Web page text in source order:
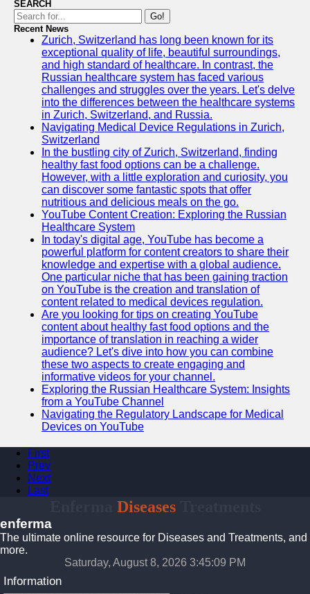
SEARCH
Go!
Recent News
Zurich, Switzerland has long been known for its
exceptional quality of life, beautiful surroundings,
and high standard of healthcare. In contrast, the
Russian healthcare system has faced various
challenges and struggles over the years. Let's delve
into the differences between the healthcare systems
in Zurich, Switzerland, and Russia.
Navigating Medical Device Regulations in Zurich,
Switzerland
In the bustling city of Zurich, Switzerland, finding
healthy fast food options can be a challenge.
However, with a little exploration and curiosity, you
can discover some fantastic spots that offer
nutritious and delicious meals on the go.
YouTube Content Creation: Exploring the Russian
Healthcare System
In today's digital age, YouTube has become a
powerful platform for content creators to share their
knowledge and expertise with a global audience.
One particular niche that has been gaining traction
on YouTube is the creation and translation of
content related to medical devices regulation.
Are you looking for tips on creating YouTube
content about healthy fast food options and the
importance of translation in reaching a wider
audience? Let's dive into how you can combine
these two aspects to create engaging and
informative videos for your channel.
Exploring the Russian Healthcare System: Insights
from a YouTube Channel
Navigating the Regulatory Landscape for Medical
Devices on YouTube
First
Prev
Next
Last
DiseasesTreatments
enferma
The ultimate online resource for Diseases and Treatments, and
more.
Saturday, August 8, 2026 3:45:09 PM
Information